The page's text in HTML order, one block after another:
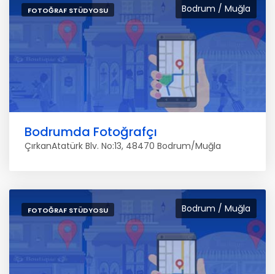
Bodrum / Muğla
FOTOĞRAF STÜDYOSU
Bodrumda Fotoğrafçı
ÇırkanAtatürk Blv. No:13, 48470 Bodrum/Muğla
Bodrum / Muğla
FOTOĞRAF STÜDYOSU